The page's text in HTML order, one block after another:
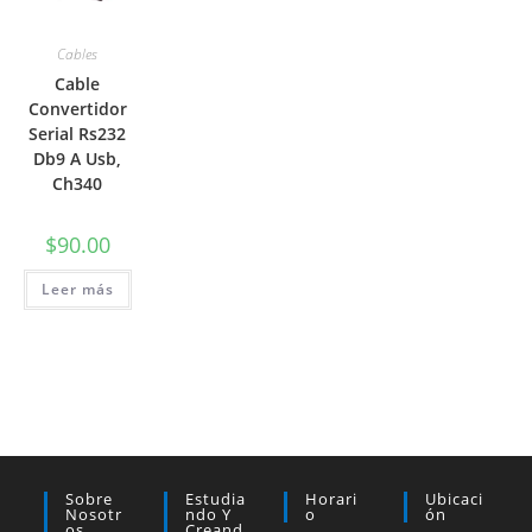
Cables
Cable
Convertidor
Serial Rs232
Db9 A Usb,
Ch340
$90.00
Leer más
Sobre
Nosotr
Estudia
Ndo Y
Horari
O
Ubicaci
Ón